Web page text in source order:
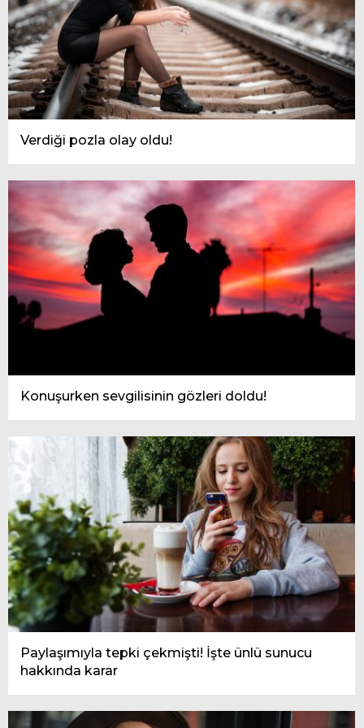
Verdiği pozla olay oldu!
Konuşurken sevgilisinin gözleri doldu!
Paylaşımıyla tepki çekmişti! İşte ünlü sunucu
hakkında karar